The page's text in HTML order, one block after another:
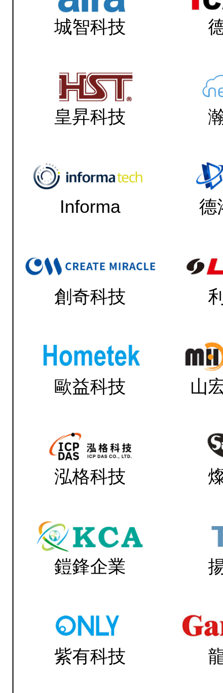
城智科技
皇昇科技
Informa 德
創奇科技
歐益科技 山
泓格科技
鎧鋒企業
紫有科技